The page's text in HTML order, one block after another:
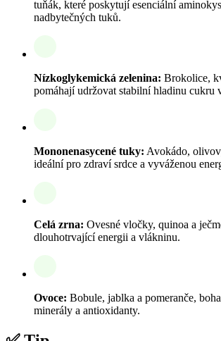
tuňák, které poskytují esenciální
nadbytečných tuků.
Nízkoglykemická zelenina: Brokolice,
pomáhají udržovat stabilní hladinu cukru
Mononenasycené tuky: Avokádo,
ideální pro zdraví srdce a vyváženou
Celá zrna: Ovesné vločky, quinoa a
dlouhotrvající energii a vlákninu.
Ovoce: Bobule, jablka a pomeranče,
minerály a antioxidanty.